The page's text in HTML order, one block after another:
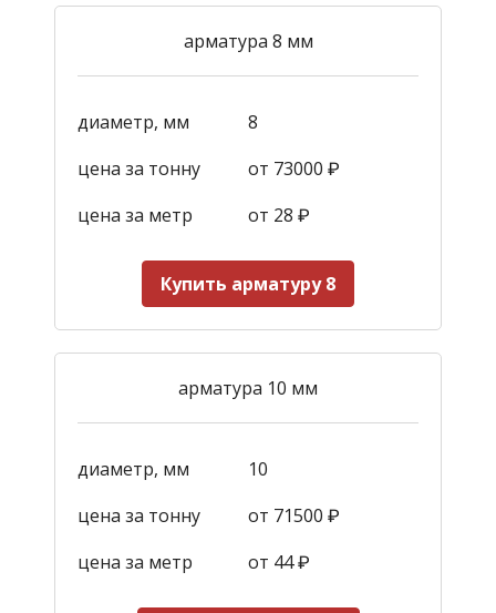
арматура 8 мм
диаметр, мм
8
цена за тонну
от 73000 ₽
цена за метр
от 28 ₽
Купить арматуру 8
арматура 10 мм
диаметр, мм
10
цена за тонну
от 71500 ₽
цена за метр
от 44₽